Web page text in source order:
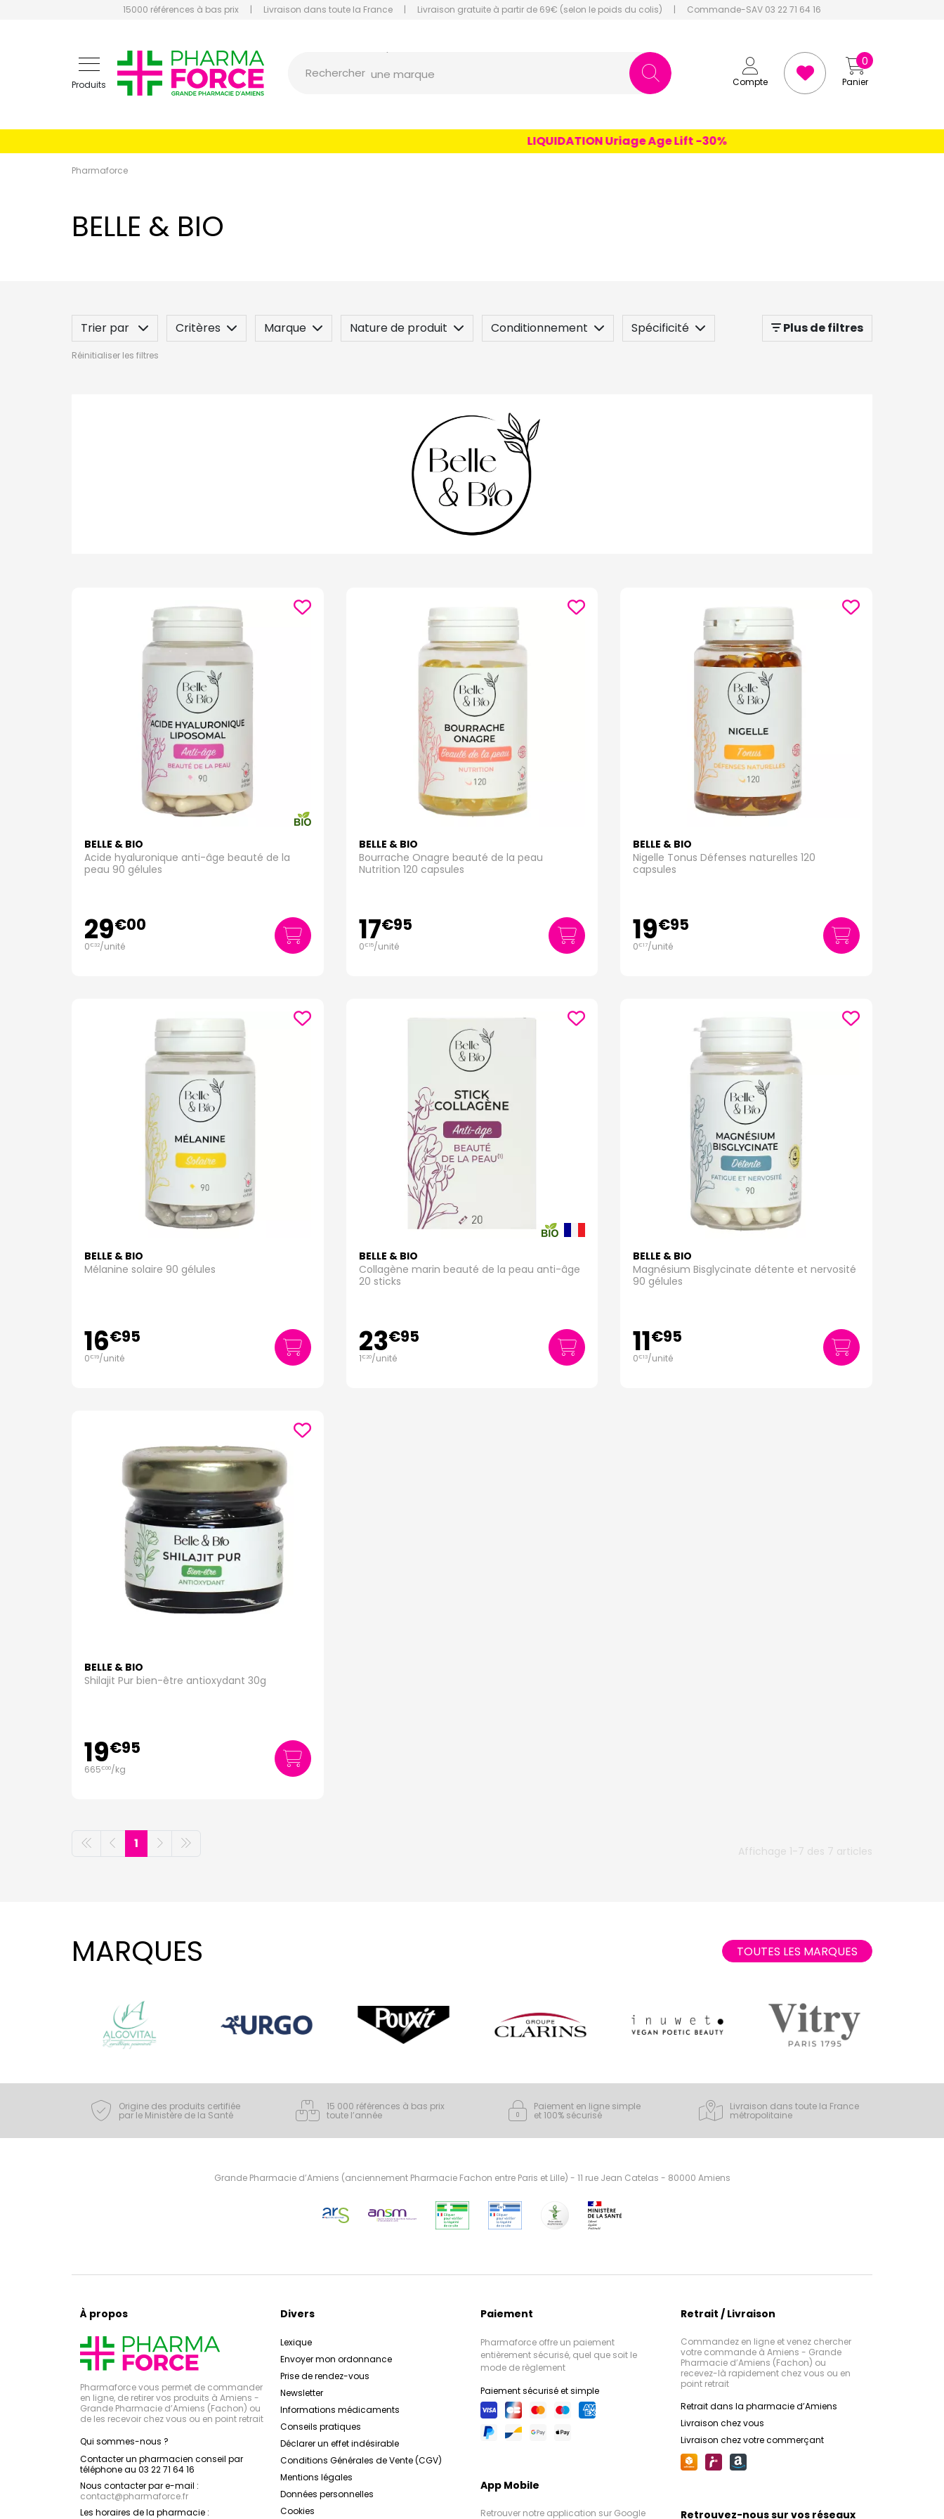
15000 références à bas prix | Livraison dans toute la France | Livraison gratuite à partir de 69€ (selon le poids du colis) | Commande-SAV 03 22 71 64 16
Produits
Pharmaforce Grande Pharmacie Amiens Fachon
Compte Panier
0
Rechercher une marque
un produit
une marque
LIQUIDATION Uriage Age Lift -30%
Pharmaforce
BELLE & BIO
Trier par Critères Marque Nature de produit Conditionnement
Spécificité
Label
Plus de filtres
Réinitialiser les filtres
BELLE & BIO
Acide hyaluronique anti-âge beauté de la
peau 90 gélules
29€00
0€32/unité
BELLE & BIO
Bourrache Onagre beauté de la peau
Nutrition 120 capsules
17€95
0€15/unité
BELLE & BIO
Nigelle Tonus Défenses naturelles 120
capsules
19€95
0€17/unité
BELLE & BIO
Mélanine solaire 90 gélules
16€95
0€19/unité
BELLE & BIO
Collagène marin beauté de la peau anti-âge
20 sticks
23€95
1€20/unité
BELLE & BIO
Magnésium Bisglycinate détente et nervosité
90 gélules
11€95
0€13/unité
BELLE & BIO
Shilajit Pur bien-être antioxydant 30g
19€95
665€00/kg
Affichage 1-7 des 7 articles
1
MARQUES TOUTES LES MARQUES
Origine des produits certifiée
par le Ministère de la Santé
15 000 références à bas prix
toute l’année
Paiement en ligne simple
et 100% sécurisé
Livraison dans toute la France
métropolitaine
Grande Pharmacie d’Amiens (anciennement Pharmacie Fachon entre Paris et Lille) - 11 rue Jean Catelas - 80000 Amiens
À propos
Pharmaforce vous permet de commander
en ligne, de retirer vos produits à Amiens -
Grande Pharmacie d’Amiens (Fachon) ou
de les recevoir chez vous ou en point retrait
Qui sommes-nous ?
Contacter un pharmacien conseil par
téléphone au 03 22 71 64 16
Nous contacter par e-mail :
contact@pharmaforce.fr
Les horaires de la pharmacie :
Divers
Lexique
Envoyer mon ordonnance
Prise de rendez-vous
Newsletter
Informations médicaments
Conseils pratiques
Déclarer un effet indésirable
Conditions Générales de Vente (CGV)
Mentions légales
Données personnelles
Cookies
Paiement
Pharmaforce offre un paiement
entièrement sécurisé, quel que soit le
mode de règlement
Paiement sécurisé et simple
App Mobile
Retrouver notre application sur Google
Retrait / Livraison
Commandez en ligne et venez chercher
votre commande à Amiens - Grande
Pharmacie d’Amiens (Fachon) ou
recevez-là rapidement chez vous ou en
point retrait
Retrait dans la pharmacie d’Amiens
Livraison chez vous
Livraison chez votre commerçant
Retrouvez-nous sur vos réseaux